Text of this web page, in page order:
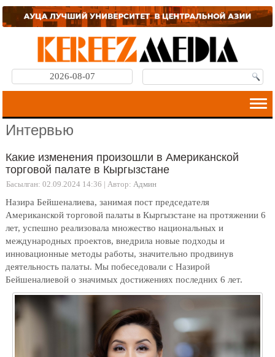
2026-08-07
Интервью
Какие изменения произошли в Американской
торговой палате в Кыргызстане
Басылган: 02.09.2024 14:36 | Автор: Админ
Назира Бейшеналиева, занимая пост председателя
Американской торговой палаты в Кыргызстане на протяжении 6
лет, успешно реализовала множество национальных и
международных проектов, внедрила новые подходы и
инновационные методы работы, значительно продвинув
деятельность палаты. Мы побеседовали с Назирой
Бейшеналиевой о значимых достижениях последних 6 лет.